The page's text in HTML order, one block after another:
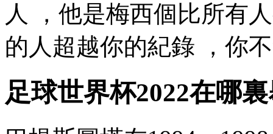
人 ，他是梅西個比所有
的人超越你的紀錄 ，你
足球世界杯2022在哪